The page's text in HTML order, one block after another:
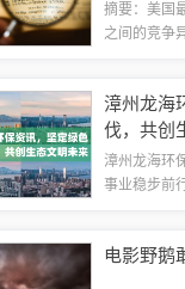
摘要：美国
之间的竞争
选举趋势和
漳州龙海
伐，共创
漳州龙海环
事业稳步前
地区在环保
电影野鹅